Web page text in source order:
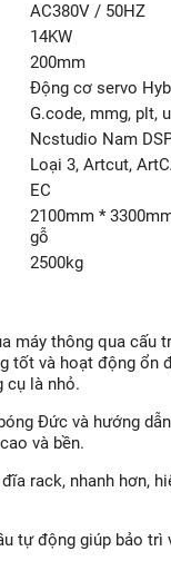
AC380V / 50HZ
14KW
200mm
Động cơ servo
G.code, mmg, plt,
Ncstudio Nam
Loại 3, Artcut,
EC
2100mm *
gỗ
2500kg
máy thông qua cấu
tốt và hoạt động ổn
cụ là nhỏ.
Đức và hướng
và bền.
rack, nhanh hơn,
tự động giúp bảo trì